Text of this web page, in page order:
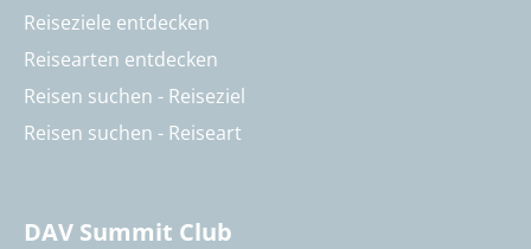
Reiseziele entdecken
Reisearten entdecken
Reisen suchen - Reiseziel
Reisen suchen - Reiseart
DAV Summit Club